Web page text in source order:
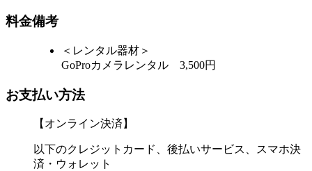
料金備考
＜レンタル器材＞
GoProカメラレンタル 3,500円
お支払い方法
【オンライン決済】
以下のクレジットカード、後払いサービス、スマホ決
済・ウォレット